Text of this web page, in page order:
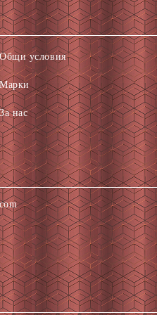
Общи условия
Марки
За нас